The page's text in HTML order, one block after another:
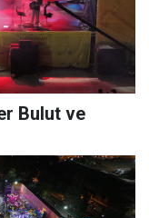
Bulut ve